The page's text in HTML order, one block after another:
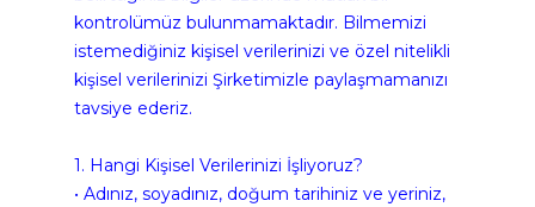
kontrolümüz bulunmamaktadır. Bilmemizi
istemediğiniz kişisel verilerinizi ve özel nitelikli
kişisel verilerinizi Şirketimizle paylaşmamanızı
tavsiye ederiz.
1. Hangi Kişisel Verilerinizi İşliyoruz?
• Adınız, soyadınız, doğum tarihiniz ve yeriniz,